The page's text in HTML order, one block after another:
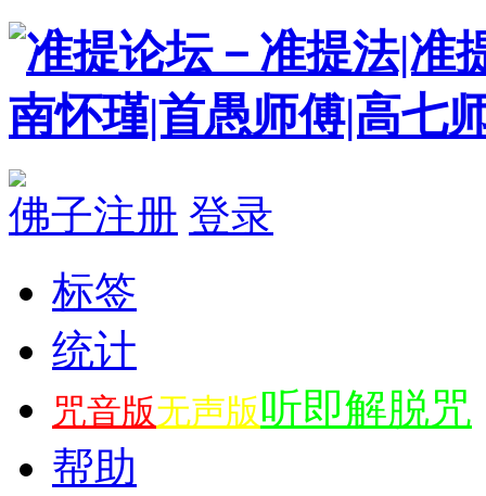
佛子注册 登录
标签
统计
咒音版无声版听即解脱咒
帮助